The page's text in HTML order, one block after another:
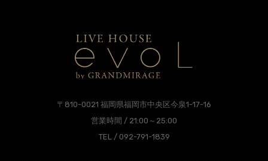
〒810-0021 福岡県福岡市中央区今泉1-17-16
営業時間 / 21:00～25:00
TEL / 092-791-1839